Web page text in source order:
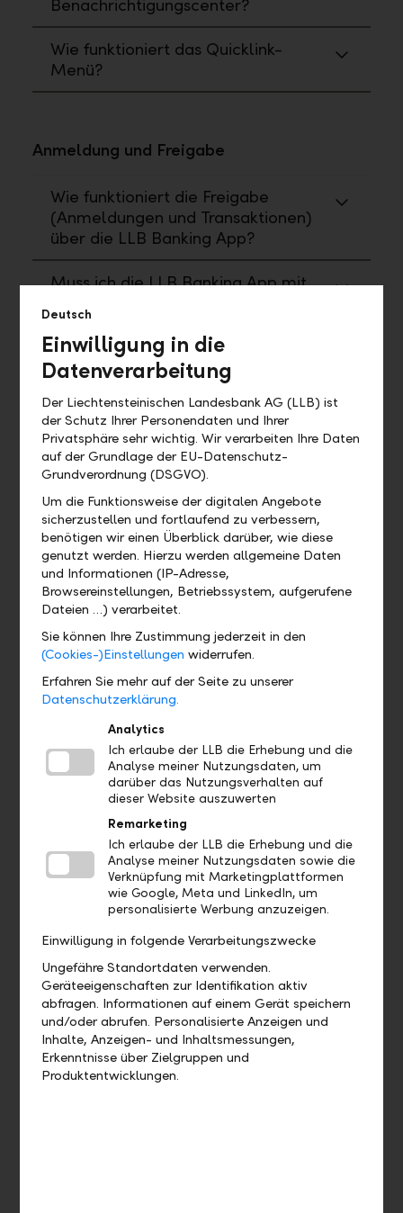
Benachrichtigungscenter?
Wie funktioniert das Quicklink-
Menü?
Anmeldung und Freigabe
Wie funktioniert die Freigabe
(Anmeldungen und Transaktionen)
über die LLB Banking App?
Muss ich die LLB Banking App mit
Wo finde ich ...?
Wo kann ich das QR-Zahlteil
finden?
Wo finde ich mein eBill Postfach?
Gibt es eine Demoversion und wo
finde ich sie?
Wo finde ich das Profil?
Wo sehe ich welches Bankpaket ich
habe?
Wo finde ich meine Debit- und
Kreditkarten?
Bis wann muss ich eine Zahlung
freigeben, damit diese heute noch
verarbeitet wird?
Wie kann ich eine bereits
ausgeführte Zahlung duplizieren?
Öffnen Sie die zu duplizierende Zahlung
unter "Aufträge" > "Zahlungen". Klicken
Sie bei der Zahlung auf die drei Punkte.
Hier finden Sie die Funktion "Duplizieren".
Deutsch
Einwilligung in die
Datenverarbeitung
Der Liechtensteinischen Landesbank AG (LLB) ist
der Schutz Ihrer Personendaten und Ihrer
Privatsphäre sehr wichtig. Wir verarbeiten Ihre Daten
auf der Grundlage der EU-Datenschutz-
Grundverordnung (DSGVO).
Um die Funktionsweise der digitalen Angebote
sicherzustellen und fortlaufend zu verbessern,
benötigen wir einen Überblick darüber, wie diese
genutzt werden. Hierzu werden allgemeine Daten
und Informationen (IP-Adresse,
Browsereinstellungen, Betriebssystem, aufgerufene
Dateien …) verarbeitet.
Sie können Ihre Zustimmung jederzeit in den
(Cookies-)Einstellungen widerrufen.
Erfahren Sie mehr auf der Seite zu unserer
Datenschutzerklärung.
Analytics
Ich erlaube der LLB die Erhebung und die
Analyse meiner Nutzungsdaten, um
darüber das Nutzungsverhalten auf
dieser Website auszuwerten
Remarketing
Ich erlaube der LLB die Erhebung und die
Analyse meiner Nutzungsdaten sowie die
Verknüpfung mit Marketingplattformen
wie Google, Meta und LinkedIn, um
personalisierte Werbung anzuzeigen.
Einwilligung in folgende Verarbeitungszwecke
Ungefähre Standortdaten verwenden.
Geräteeigenschaften zur Identifikation aktiv
abfragen. Informationen auf einem Gerät speichern
und/oder abrufen. Personalisierte Anzeigen und
Inhalte, Anzeigen- und Inhaltsmessungen,
Erkenntnisse über Zielgruppen und
Produktentwicklungen.